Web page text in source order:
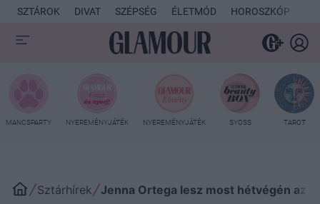
SZTÁROK DIVAT SZÉPSÉG ÉLETMÓD HOROSZKÓP
MANCSPARTY NYEREMÉNYJÁTÉK NYEREMÉNYJÁTÉK SYOSS TAROT
Sztárhírek Jenna Ortega lesz most hétvégén az